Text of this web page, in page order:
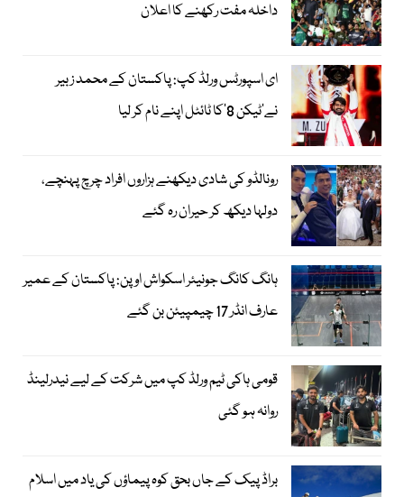
داخلہ مفت رکھنے کا اعلان
ای اسپورٹس ورلڈ کپ: پاکستان کے محمد زبیر
نے’ٹیکن 8‘کا ٹائٹل اپنے نام کر لیا
رونالڈو کی شادی دیکھنے ہزاروں افراد چرچ پہنچے،
دولہا دیکھ کر حیران رہ گئے
ہانگ کانگ جونیئر اسکواش اوپن: پاکستان کے عمیر
عارف انڈر 17 چیمپیئن بن گئے
قومی ہاکی ٹیم ورلڈ کپ میں شرکت کے لیے نیدرلینڈ
روانہ ہو گئی
براڈ پیک کے جاں بحق کوہ پیماؤں کی یاد میں اسلام